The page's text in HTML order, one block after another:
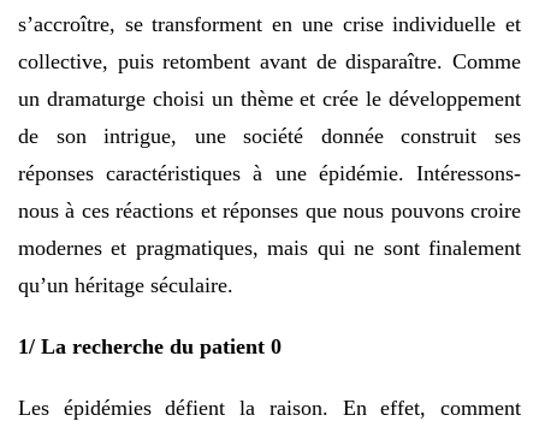
s’accroître, se transforment en une crise individuelle et
collective, puis retombent avant de disparaître. Comme
un dramaturge choisi un thème et crée le développement
de son intrigue, une société donnée construit ses
réponses caractéristiques à une épidémie. Intéressons-
nous à ces réactions et réponses que nous pouvons croire
modernes et pragmatiques, mais qui ne sont finalement
qu’un héritage séculaire.
1/ La recherche du patient 0
Les épidémies défient la raison. En effet, comment